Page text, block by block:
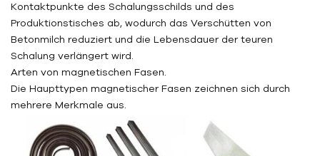
Kontaktpunkte des Schalungsschilds und des
Produktionstisches ab, wodurch das Verschütten von
Betonmilch reduziert und die Lebensdauer der teuren
Schalung verlängert wird.
Arten von magnetischen Fasen.
Die Haupttypen magnetischer Fasen zeichnen sich durch
mehrere Merkmale aus.